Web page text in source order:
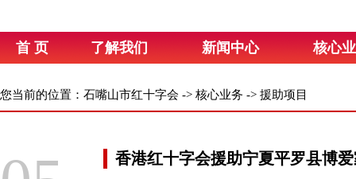
首 页 了解我们 新闻中心 核心
您当前的位置： 石嘴山市红十字会 -> 核心业务 -> 援助项目
香港红十字会援助宁夏平罗县博